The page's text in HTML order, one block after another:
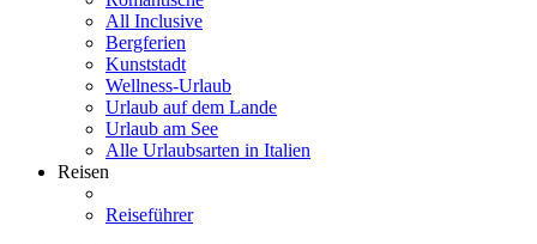
All Inclusive
Bergferien
Kunststadt
Wellness-Urlaub
Urlaub auf dem Lande
Urlaub am See
Alle Urlaubsarten in Italien
Reisen
Reiseführer